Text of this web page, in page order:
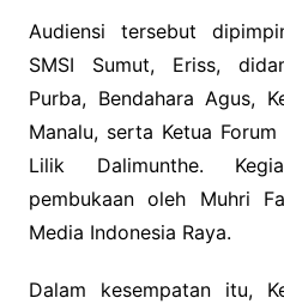
Audiensi tersebut
SMSI Sumut, Eriss,
Purba, Bendahara Agus,
Manalu, serta Ketua
Lilik Dalimunthe.
pembukaan oleh Muhri
Media Indonesia Raya.
Dalam kesempatan itu,